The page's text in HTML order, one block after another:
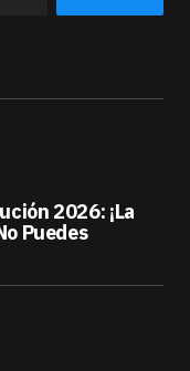
2026: ¡La
Puedes